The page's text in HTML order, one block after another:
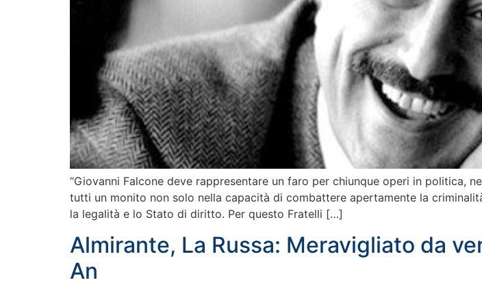
“Giovanni Falcone deve rappresentare un faro per chiunque operi in politica,
tutti un monito non solo nella capacità di combattere apertamente la
la legalità e lo Stato di diritto. Per questo Fratelli […]
Almirante, La Russa: Meravigliato da
An